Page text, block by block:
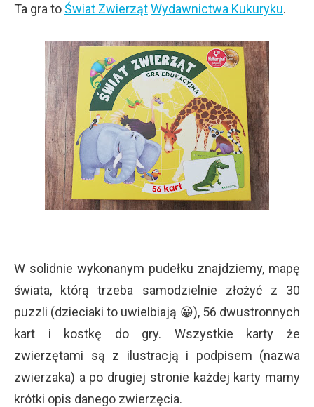
Ta gra toŚwiat ZwierzątWydawnictwa Kukuryku.
W solidnie wykonanym pudełku znajdziemy, mapę
świata, którą trzeba samodzielnie złożyć z 30
puzzli (dzieciaki to uwielbiają 😀), 56 dwustronnych
kart i kostkę do gry. Wszystkie karty że
zwierzętami są z ilustracją i podpisem (nazwa
zwierzaka) a po drugiej stronie każdej karty mamy
krótki opis danego zwierzęcia.